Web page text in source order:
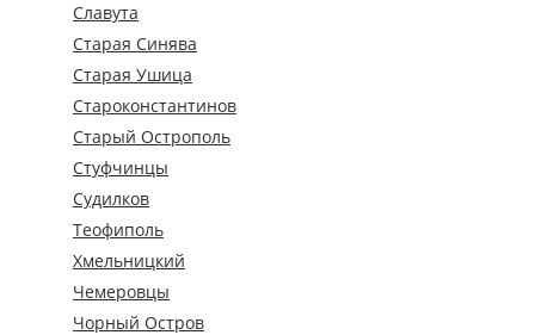
Славута
Старая Синява
Старая Ушица
Староконстантинов
Старый Острополь
Стуфчинцы
Судилков
Теофиполь
Хмельницкий
Чемеровцы
Чорный Остров